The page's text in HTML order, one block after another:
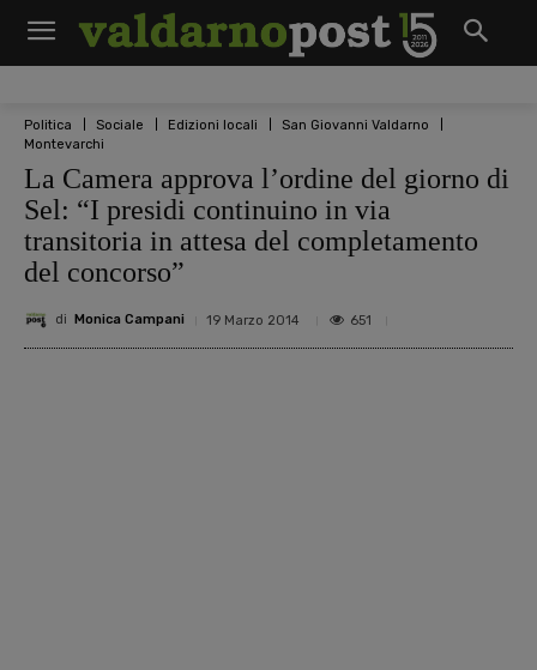
Politica Sociale Edizioni locali
San Giovanni Valdarno
Montevarchi
La Camera approva l’ordine del giorno di
Sel: “I presidi continuino in via
transitoria in attesa del completamento
del concorso”
di Monica Campani 19 Marzo 2014 651